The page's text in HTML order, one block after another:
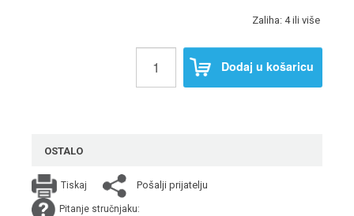
Zaliha: 4 ili više
Dodaj u košaricu
OSTALO
Tiskaj Pošalji prijatelju
Pitanje stručnjaku: